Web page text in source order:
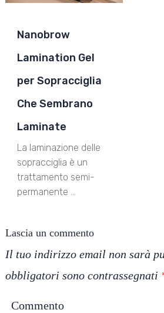
Nanobrow
Lamination Gel
per Sopracciglia
Che Sembrano
Laminate
La laminazione delle
sopracciglia è un
trattamento semi-
permanente …
Lascia un commento
Il tuo indirizzo email non sarà
obbligatori sono contrassegnati
Commento